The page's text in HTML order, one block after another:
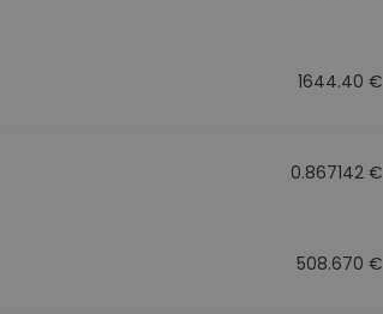
1644.40 €
0.867142 €
508.670 €